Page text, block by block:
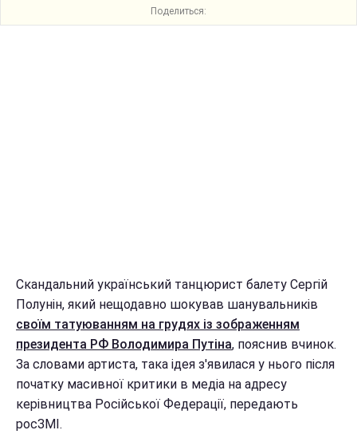
Поделиться:
Скандальний український танцюрист балету Сергій
Полунін, який нещодавно шокував шанувальників
своїм татуюванням на грудях із зображенням
президента РФ Володимира Путіна, пояснив вчинок.
За словами артиста, така ідея з'явилася у нього після
початку масивної критики в медіа на адресу
керівництва Російської Федерації, передають
росЗМІ.